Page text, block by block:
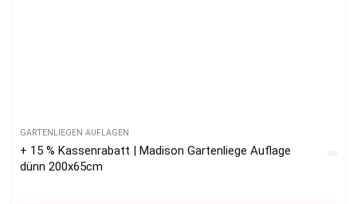
GARTENLIEGEN AUFLAGEN
+ 15 % Kassenrabatt | Madison Gartenliege Auflage
dünn 200x65cm